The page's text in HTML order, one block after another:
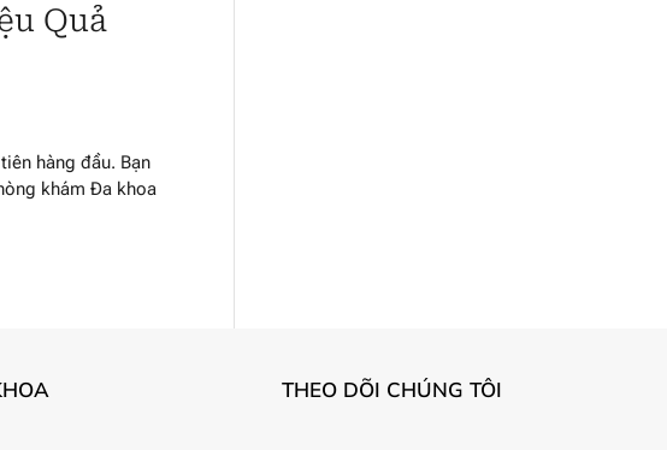
Quả
hàng đầu. Bạn
khám Đa khoa
THEO DÕI CHÚNG TÔI